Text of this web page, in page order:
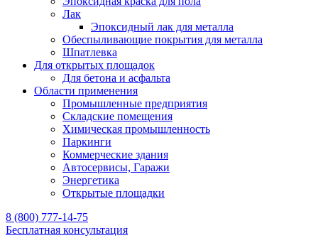
Лак
Эпоксидный лак для металла
Обеспыливающие покрытия для металла
Шпатлевка
Для открытых площадок
Для бетона и асфальта
Области применения
Промышленные предприятия
Складские помещения
Химическая промышленность
Паркинги
Коммерческие здания
Автосервисы, Гаражи
Энергетика
Открытые площадки
8 (800) 777-14-75
Бесплатная консультация